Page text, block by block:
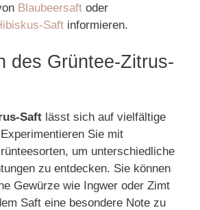
Blaubeersaft oder
Saft informieren.
des Grüntee-Zitrus-
Saft lässt sich auf vielfältige
Sie mit
um unterschiedliche
zu entdecken. Sie können
Gewürze wie Ingwer oder Zimt
Saft eine besondere Note zu